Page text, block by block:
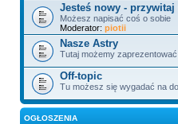
Jesteś nowy - przywitaj
Możesz napisać coś o sobie
Moderator: piotii
Nasze Astry
Tutaj możemy
Off-topic
Tu możesz się wygadać na
OGŁOSZENIA